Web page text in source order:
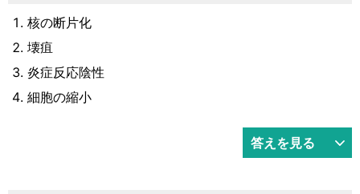
核の断片化
壊疽
炎症反応陰性
細胞の縮小
答えを見る